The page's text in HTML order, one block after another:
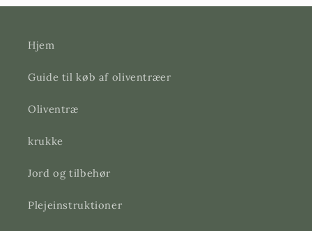
Hjem
Guide til køb af oliventræer
Oliventræ
krukke
Jord og tilbehør
Plejeinstruktioner